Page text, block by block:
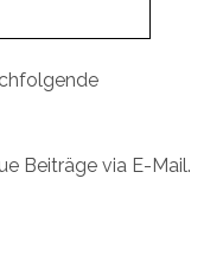
Beiträge via E-Mail.